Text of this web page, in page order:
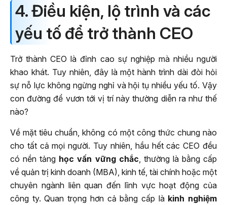
4. Điều kiện, lộ trình và các
yếu tố để trở thành CEO
Trở thành CEO là đỉnh cao sự nghiệp mà nhiều người
khao khát. Tuy nhiên, đây là một hành trình dài đòi hỏi
sự nỗ lực không ngừng nghỉ và hội tụ nhiều yếu tố. Vậy
con đường để vươn tới vị trí này thường diễn ra như thế
nào?
Về mặt tiêu chuẩn, không có một công thức chung nào
cho tất cả mọi người. Tuy nhiên, hầu hết các CEO đều
có nền tảng học vấn vững chắc , thường là bằng cấp
về quản trị kinh doanh (MBA), kinh tế, tài chính hoặc một
chuyên ngành liên quan đến lĩnh vực hoạt động của
công ty. Quan trọng hơn cả bằng cấp là kinh nghiệm